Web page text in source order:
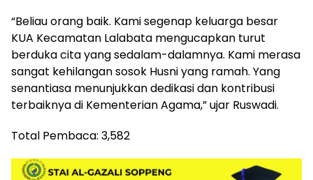
“Beliau orang baik. Kami segenap keluarga besar
KUA Kecamatan Lalabata mengucapkan turut
berduka cita yang sedalam-dalamnya. Kami merasa
sangat kehilangan sosok Husni yang ramah. Yang
senantiasa menunjukkan dedikasi dan kontribusi
terbaiknya di Kementerian Agama,” ujar Ruswadi.
Total Pembaca: 3,582